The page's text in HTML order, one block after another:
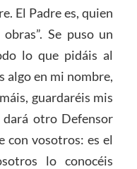
El Padre es, quien
Se puso un
lo que pidáis al
algo en mi nombre,
guardaréis mis
dará otro Defensor
con vosotros: es el
lo conocéis